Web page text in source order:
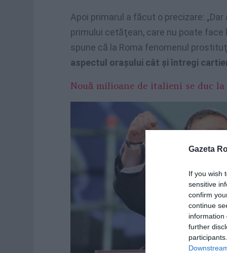
Gazeta
If you wish
sensitive
confirm
continue
information
further
Apoi primarul a făcut o precizare:
primului cetăţean, care nu poate
spune că la Roma fenomenul
aspectul oraşului cât şi întregi
Nouă milioane de italieni se duc